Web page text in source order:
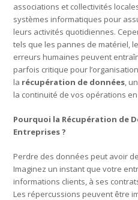
associations et collectivités
systèmes informatiques pour
leurs activités quotidiennes.
tels que les pannes de matériel,
erreurs humaines peuvent
parfois critique pour
la récupération de données,
la continuité de vos opérations
Pourquoi la Récupération de
Entreprises ?
Perdre des données peut avoir
Imaginez un instant que votre
informations clients, à ses
Les répercussions peuvent être